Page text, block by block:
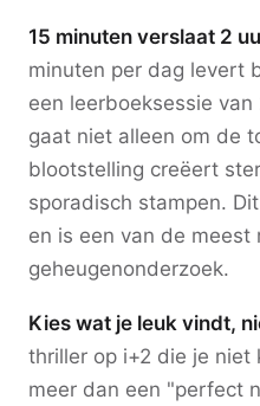
15 minuten verslaat 2
minuten per dag levert
een leerboeksessie
gaat niet alleen om de
blootstelling creëert
sporadisch stampen.
en is een van de
geheugenonderzoek.
Kies wat je leuk vindt,
thriller op i+2 die je niet
meer dan een "perfect